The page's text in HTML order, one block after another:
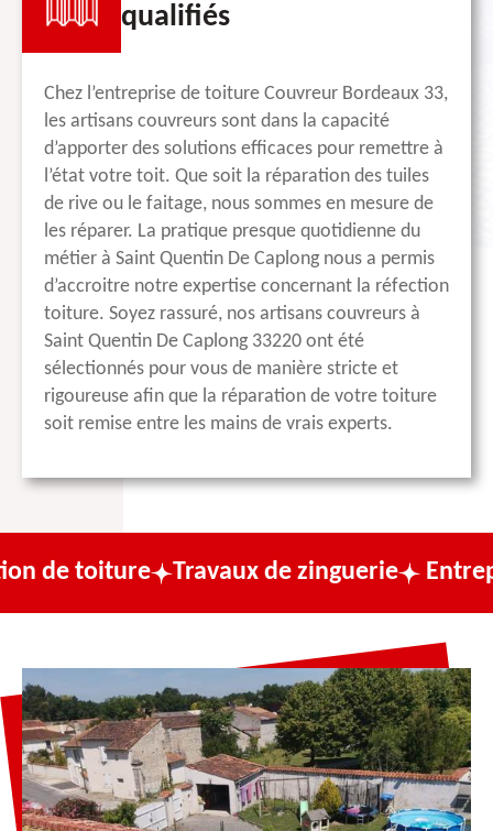
qualifiés
Chez l’entreprise de toiture Couvreur Bordeaux 33,
les artisans couvreurs sont dans la capacité
d’apporter des solutions efficaces pour remettre à
l’état votre toit. Que soit la réparation des tuiles
de rive ou le faitage, nous sommes en mesure de
les réparer. La pratique presque quotidienne du
métier à Saint Quentin De Caplong nous a permis
d’accroitre notre expertise concernant la réfection
toiture. Soyez rassuré, nos artisans couvreurs à
Saint Quentin De Caplong 33220 ont été
sélectionnés pour vous de manière stricte et
rigoureuse afin que la réparation de votre toiture
soit remise entre les mains de vrais experts.
Travaux de zinguerie Entreprise de